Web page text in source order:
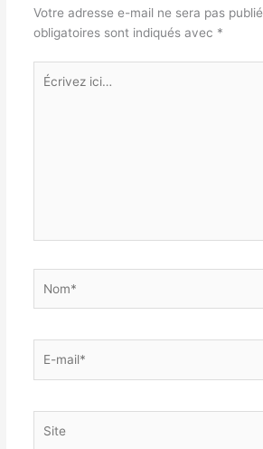
Votre adresse e-mail ne sera pas
obligatoires sont indiqués avec *
Écrivez
ici…
mail*